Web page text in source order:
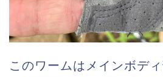
このワームはメインボデ